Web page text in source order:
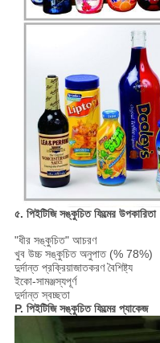
৫. পিইটিজি সঙ্কুচিত ফিল্মের উপকারিতা
"ধীর সঙ্কুচিত" আচরণ
খুব উচ্চ সঙ্কুচিত অনুপাত (% 78%)
দুর্দান্ত প্রক্রিয়াজাতকরণ বৈশিষ্ট্য
ইকো-সামঞ্জস্যপূর্ণ
দুর্দান্ত স্বচ্ছতা
P. পিইটিজি সঙ্কুচিত ফিল্মের প্যাকেজ